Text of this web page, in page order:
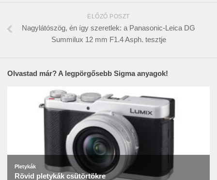
ELŐZŐ POSZT
Nagylátószög, én így szeretlek: a Panasonic-Leica DG
Summilux 12 mm F1.4 Asph. tesztje
Olvastad már? A legpörgősebb Sigma anyagok!